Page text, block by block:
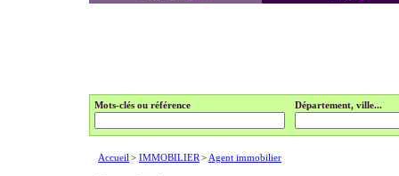
Mots-clés ou référence Département, ville...
Accueil > IMMOBILIER > Agent immobilier